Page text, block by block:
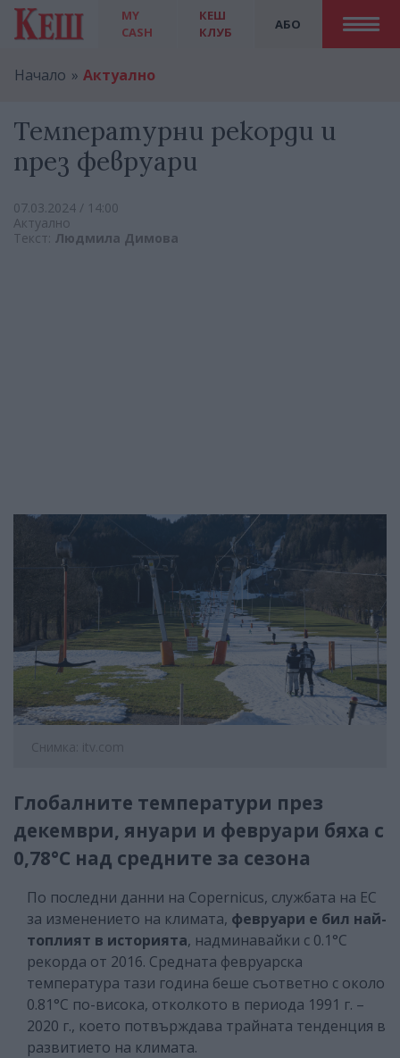
MY
CASH
АБО
КЕШ
КЛУБ
Начало Актуално
Температурни рекорди и
през февруари
07.03.2024 / 14:00
Актуално
Текст: Людмила Димова
Снимка: itv.com
Глобалните температури през
декември, януари и февруари бяха с
0,78°C над средните за сезона
По последни данни на Copernicus, службата на ЕС
за изменението на климата, февруари е бил най-
топлият в историята, надминавайки с 0.1°C
рекорда от 2016. Средната февруарска
температура тази година беше съответно с около
0.81°C по-висока, отколкото в периода 1991 г. –
2020 г., което потвърждава трайната тенденция в
развитието на климата.